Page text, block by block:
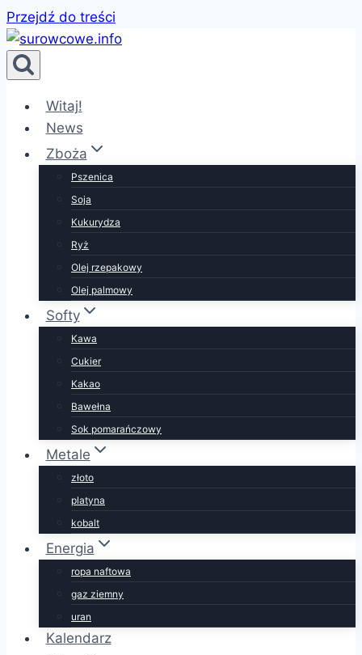
Przejdź do treści
Witaj!
News
Zboża
Pszenica
Soja
Kukurydza
Ryż
Olej rzepakowy
Olej palmowy
Softy
Kawa
Cukier
Kakao
Bawełna
Sok pomarańczowy
Metale
złoto
platyna
kobalt
Energia
ropa naftowa
gaz ziemny
uran
Kalendarz